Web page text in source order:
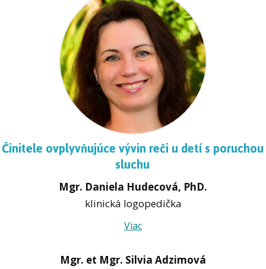
Činitele ovplyvňujúce vývin reči u detí s poruchou
sluchu
Mgr. Daniela Hudecová, PhD.
klinická logopedička
Viac
Mgr. et Mgr. Silvia Adzimová